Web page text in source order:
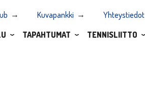
Kuvapankki Yhteystiedot
TAPAHTUMAT TENNISLIITTO